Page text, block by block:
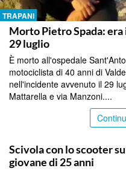
TRAPANI
Morto Pietro Spada: era
29 luglio
È morto all'ospedale
motociclista di 40 anni di
nell'incidente avvenuto il 29
Mattarella e via Manzoni....
Scivola con lo scooter
giovane di 25 anni